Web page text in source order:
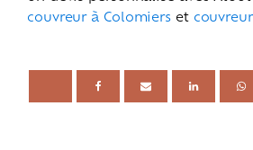
couvreur à Colomiers et